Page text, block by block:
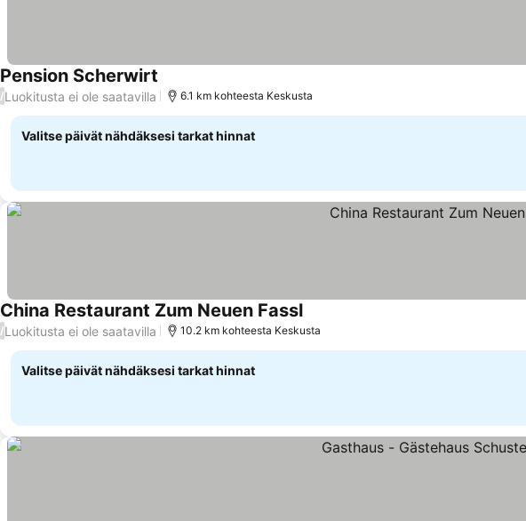
Pension Scherwirt
/Luokitusta ei ole saatavilla 6.1 km kohteesta Keskusta
Valitse päivät nähdäksesi tarkat hinnat
China Restaurant Zum Neuen Fassl
/Luokitusta ei ole saatavilla 10.2 km kohteesta Keskusta
Valitse päivät nähdäksesi tarkat hinnat